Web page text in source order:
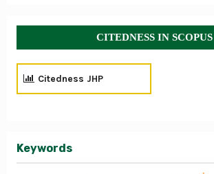
CITEDNESS IN SCOPUS
Citedness JHP
Keywords